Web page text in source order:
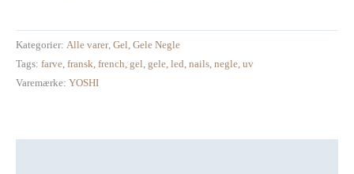
Kategorier: Alle varer, Gel, Gele Negle
Tags: farve, fransk, french, gel, gele, led, nails, negle, uv
Varemærke: YOSHI